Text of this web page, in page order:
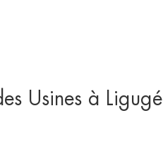
Usines à Ligugé